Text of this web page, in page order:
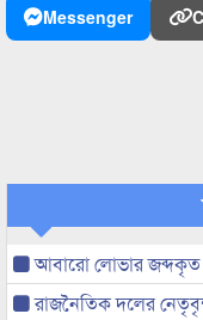
Messenger
আবারো লোভার জব্দকৃত
রাজনৈতিক দলের